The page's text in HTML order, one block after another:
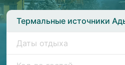
Термальные источники